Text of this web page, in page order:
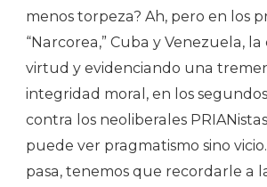
menos torpeza? Ah, pero en los
“Narcorea,” Cuba y Venezuela, la
virtud y evidenciando una
integridad moral, en los
contra los neoliberales
puede ver pragmatismo sino
pasa, tenemos que recordarle a